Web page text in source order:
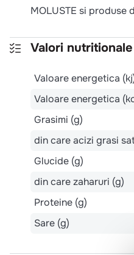
MOLUSTE si produse
Valori
Valoare energetica
Valoare energetica
Grasimi (g)
din care acizi grasi
Glucide (g)
din care zaharuri (g)
Proteine (g)
Sare (g)